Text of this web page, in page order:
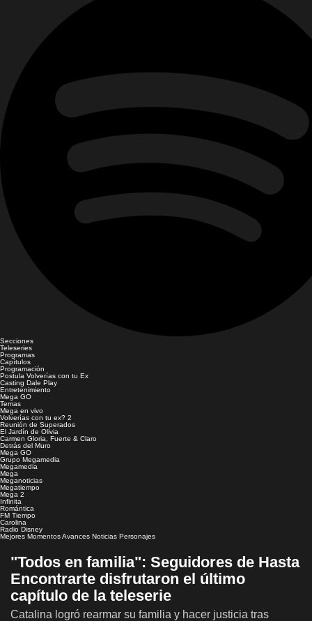
Secciones
Teleseries
Programas
Capítulos
Programación
Postula Volverías con tu Ex
Casting Dale Play
Entretenimiento
Mega GO
Temas
Mega en vivo
Volverías con tu ex? 2
Reunión de Superados
El Jardín de Olivia
Carmen Gloria, Fuerte & Claro
Detrás del Muro
Mega GO
Grupo Megamedia
Megamedia
Mega
Meganoticias
Megatiempo
Mega 2
Infinita
Romántica
FM Tiempo
Carolina
Radio Disney
Mejores MomentosAvances Noticias Personajes
"Todos en familia": Seguidores de Hasta
Encontrarte disfrutaron el último
capítulo de la teleserie
Catalina logró rearmar su familia y hacer justicia tras